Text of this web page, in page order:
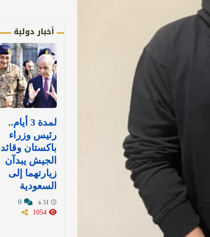
أخبار دولية
لمدة 3 أيام..
رئيس وزراء
باكستان وقائد
الجيش يبدآن
زيارتهما إلى
السعودية